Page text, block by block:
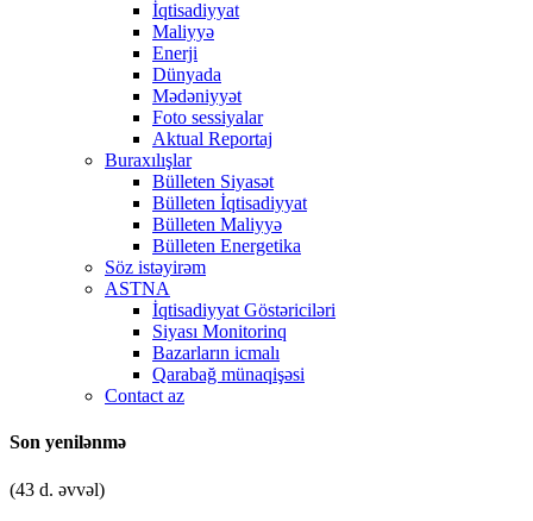
İqtisadiyyat
Maliyyə
Enerji
Dünyada
Mədəniyyət
Foto sessiyalar
Aktual Reportaj
Buraxılışlar
Bülleten Siyasət
Bülleten İqtisadiyyat
Bülleten Maliyyə
Bülleten Energetika
Söz istəyirəm
ASTNA
İqtisadiyyat Göstəriciləri
Siyası Monitorinq
Bazarların icmalı
Qarabağ münaqişəsi
Contact az
Son yenilənmə
(43 d. əvvəl)